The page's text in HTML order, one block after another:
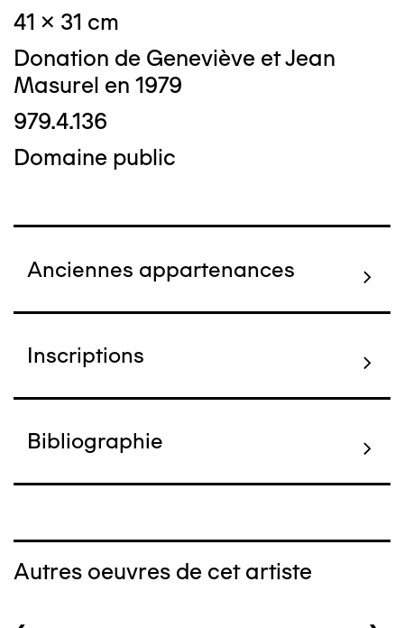
41 x 31 cm
Donation de Geneviève et Jean
Masurel en 1979
979.4.136
Domaine public
Anciennes appartenances
Inscriptions
Bibliographie
Autres oeuvres de cet artiste